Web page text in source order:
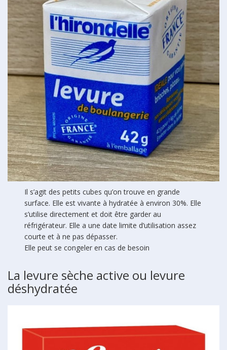
Il s’agit des petits cubes qu’on trouve en grande
surface. Elle est vivante à hydratée à environ 30%. Elle
s’utilise directement et doit être garder au
réfrigérateur. Elle a une date limite d’utilisation assez
courte et à ne pas dépasser.
Elle peut se congeler en cas de besoin
La levure sèche active ou levure
déshydratée